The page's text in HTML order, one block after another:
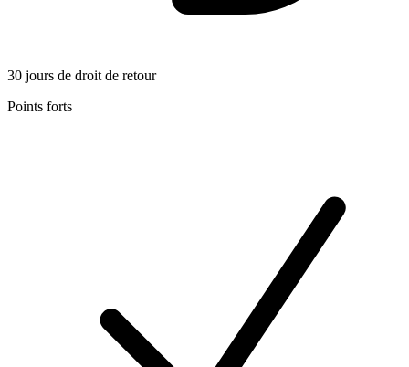
30 jours de droit de retour
Points forts